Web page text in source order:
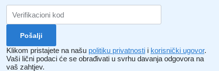
Klikom pristajete na našu politiku privatnosti i korisnički ugovor.
Vaši lični podaci će se obrađivati ​​u svrhu davanja odgovora na
vaš zahtjev.